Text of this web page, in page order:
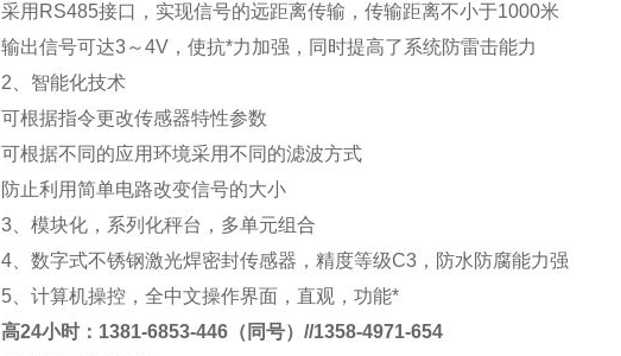
采用 RS485接口，实现信号的远距离传输，传输距离不小于1000米
输出信号可达3～4V，使抗*力加强，同时提高了系统防雷击能力
2 、智能化技术
可根据指令更改传感器特性参数
可根据不同的应用环境采用不同的滤波方式
防止利用简单电路改变信号的大小
3、模块化，系列化秤台，多单元组合
4、数字式不锈钢激光焊密封传感器，精度等级C3，防水防腐能力强
5、计算机操控，全中文操作界面，直观，功能*
高24小时：1381-6853-446（同号）//1358-4971-654